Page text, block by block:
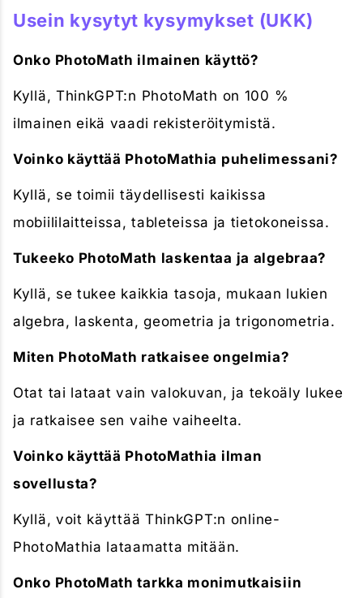
Usein kysytyt kysymykset (UKK)
Onko PhotoMath ilmainen käyttö?
Kyllä, ThinkGPT:n PhotoMath on 100 %
ilmainen eikä vaadi rekisteröitymistä.
Voinko käyttää PhotoMathia puhelimessani?
Kyllä, se toimii täydellisesti kaikissa
mobiililaitteissa, tableteissa ja tietokoneissa.
Tukeeko PhotoMath laskentaa ja algebraa?
Kyllä, se tukee kaikkia tasoja, mukaan lukien
algebra, laskenta, geometria ja trigonometria.
Miten PhotoMath ratkaisee ongelmia?
Otat tai lataat vain valokuvan, ja tekoäly lukee
ja ratkaisee sen vaihe vaiheelta.
Voinko käyttää PhotoMathia ilman
sovellusta?
Kyllä, voit käyttää ThinkGPT:n online-
PhotoMathia lataamatta mitään.
Onko PhotoMath tarkka monimutkaisiin